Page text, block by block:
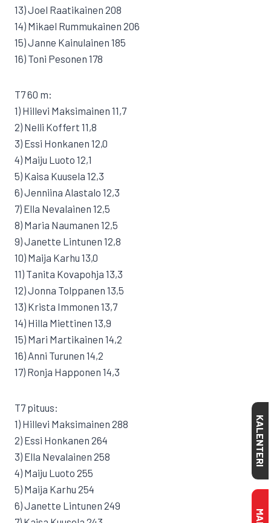
13) Joel Raatikainen 208
14) Mikael Rummukainen 206
15) Janne Kainulainen 185
16) Toni Pesonen 178
T7 60 m:
1) Hillevi Maksimainen 11,7
2) Nelli Koffert 11,8
3) Essi Honkanen 12,0
4) Maiju Luoto 12,1
5) Kaisa Kuusela 12,3
6) Jenniina Alastalo 12,3
7) Ella Nevalainen 12,5
8) Maria Naumanen 12,5
9) Janette Lintunen 12,8
10) Maija Karhu 13,0
11) Tanita Kovapohja 13,3
12) Jonna Tolppanen 13,5
13) Krista Immonen 13,7
14) Hilla Miettinen 13,9
15) Mari Martikainen 14,2
16) Anni Turunen 14,2
17) Ronja Happonen 14,3
T7 pituus:
1) Hillevi Maksimainen 288
2) Essi Honkanen 264
3) Ella Nevalainen 258
4) Maiju Luoto 255
5) Maija Karhu 254
6) Janette Lintunen 249
KALENTERI